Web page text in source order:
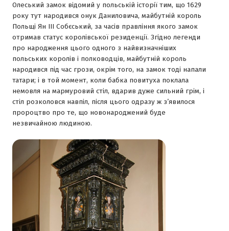
Олеський замок відомий у польській історії тим, що 1629
року тут народився онук Даниловича, майбутній король
Польщі Ян ІІІ Собєський, за часів правління якого замок
отримав статус королівської резиденції. Згідно легенди
про народження цього одного з найвизначніших
польських королів і полководців, майбутній король
народився під час грози, окрім того, на замок тоді напали
татари; і в той момент, коли бабка повитуха поклала
немовля на мармуровий стіл, вдарив дуже сильний грім, і
стіл розколовся навпіл, після цього одразу ж з’явилося
пророцтво про те, що новонароджений буде
незвичайною людиною.